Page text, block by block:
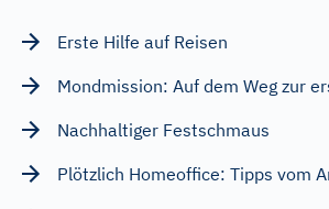
Erste Hilfe auf Reisen
Mondmission: Auf dem Weg zur
Nachhaltiger Festschmaus
Plötzlich Homeoffice: Tipps vom